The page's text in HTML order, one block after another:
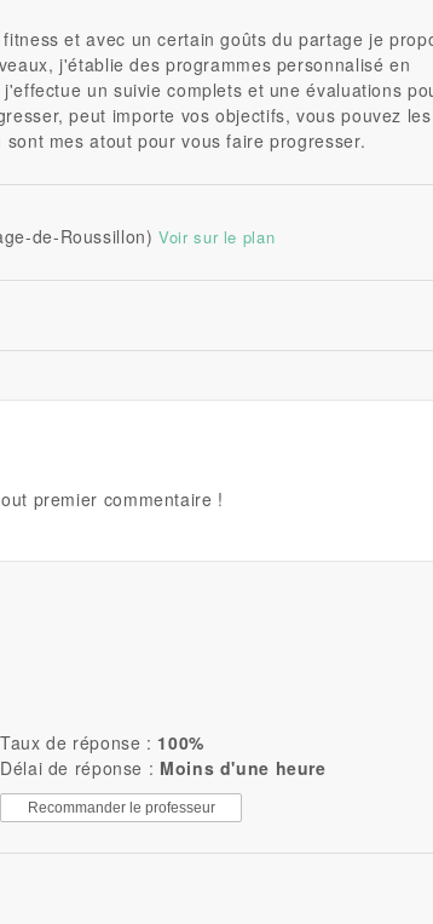
et avec un certain goûts du partage je
j'établie des programmes personnalisé en
un suivie complets et une évaluations
peut importe vos objectifs, vous pouvez les
mes atout pour vous faire progresser.
de-Roussillon)Voir sur le plan
premier commentaire !
Taux de réponse : 100%
Délai de réponse : Moins d'une heure
Recommander le professeur